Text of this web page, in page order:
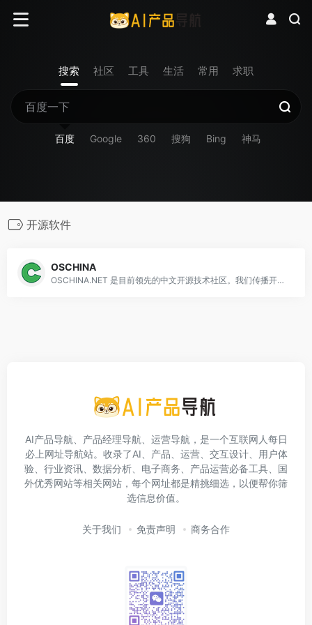
搜索 社区 工具 生活 常用 求职
百度 Google 360 搜狗 Bing 神马
开源软件
OSCHINA
OSCHINA.NET 是目前领先的中文开源技术社区。我们传播开源的理念，推广开源项目，为 IT 开发者提供了一个发现、使用、并交流开源技术的平台
AI产品导航、产品经理导航、运营导航，是一个互联网人每日
必上网址导航站。收录了AI、产品、运营、交互设计、用户体
验、行业资讯、数据分析、电子商务、产品运营必备工具、国
外优秀网站等相关网站，每个网址都是精挑细选，以便帮你筛
选信息价值。
关于我们 免责声明 商务合作